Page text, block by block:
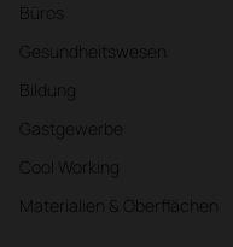
Büros
Gesundheitswesen
Bildung
Gastgewerbe
Cool Working
Materialien & Oberflächen